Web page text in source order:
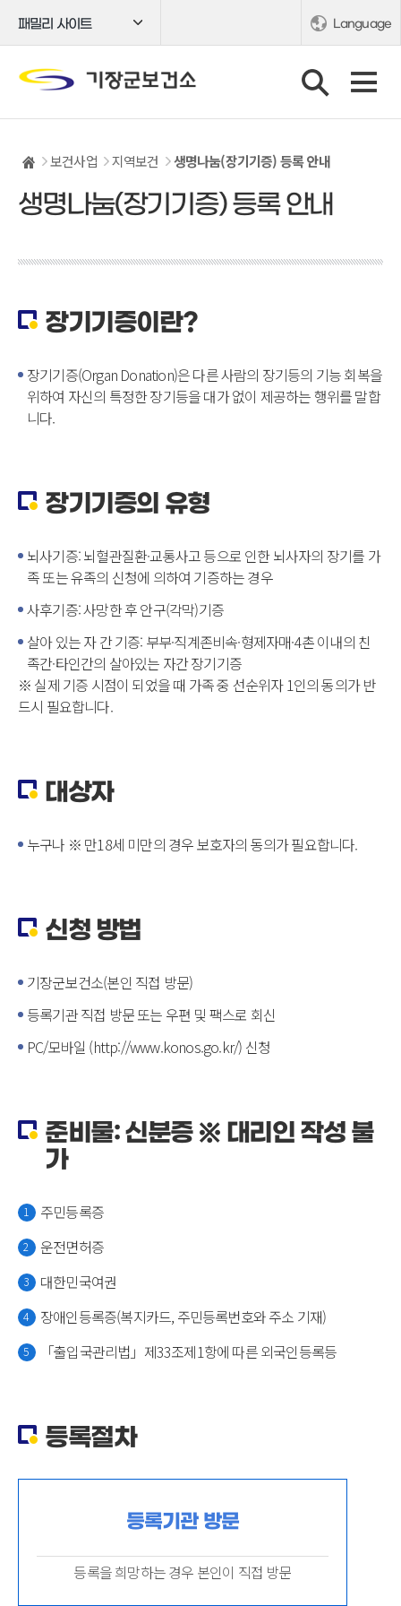
패밀리 사이트 Language
보건사업 지역보건 생명나눔(장기기증) 등록 안내
생명나눔(장기기증) 등록 안내
장기기증이란?
장기기증(Organ Donation)은 다른 사람의 장기등의 기능 회복을
위하여 자신의 특정한 장기등을 대가 없이 제공하는 행위를 말합
니다.
장기기증의 유형
뇌사기증: 뇌혈관질환·교통사고 등으로 인한 뇌사자의 장기를 가
족 또는 유족의 신청에 의하여 기증하는 경우
사후기증: 사망한 후 안구(각막)기증
살아 있는 자 간 기증: 부부·직계존비속·형제자매·4촌 이내의 친
족간·타인간의 살아있는 자간 장기기증
※ 실제 기증 시점이 되었을 때 가족 중 선순위자 1인의 동의가 반
드시 필요합니다.
대상자
누구나 ※ 만18세 미만의 경우 보호자의 동의가 필요합니다.
신청 방법
기장군보건소(본인 직접 방문)
등록기관 직접 방문 또는 우편 및 팩스로 회신
PC/모바일 (http://www.konos.go.kr/) 신청
준비물: 신분증 ※ 대리인 작성 불
가
주민등록증
운전면허증
대한민국여권
장애인등록증(복지카드, 주민등록번호와 주소 기재)
「출입국관리법」제33조제1항에 따른 외국인등록등
등록절차
등록기관 방문
등록을 희망하는 경우 본인이 직접 방문